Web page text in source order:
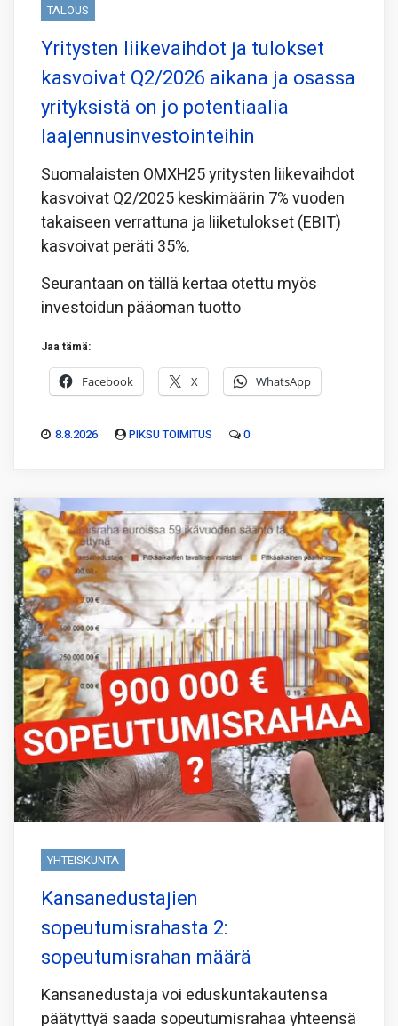
TALOUS
Yritysten liikevaihdot ja tulokset
kasvoivat Q2/2026 aikana ja osassa
yrityksistä on jo potentiaalia
laajennusinvestointeihin
Suomalaisten OMXH25 yritysten liikevaihdot
kasvoivat Q2/2025 keskimäärin 7% vuoden
takaiseen verrattuna ja liiketulokset (EBIT)
kasvoivat peräti 35%.
Seurantaan on tällä kertaa otettu myös
investoidun pääoman tuotto
Jaa tämä:
Facebook X WhatsApp
8.8.2026 PIKSU TOIMITUS 0
YHTEISKUNTA
Kansanedustajien
sopeutumisrahasta 2:
sopeutumisrahan määrä
Kansanedustaja voi eduskuntakautensa
päätyttyä saada sopeutumisrahaa yhteensä